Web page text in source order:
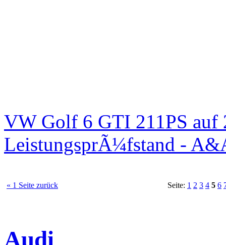
VW Golf 6 GTI 211PS auf
LeistungsprÃ¼fstand -
« 1 Seite zurück Seite: 1 2 3 4 5 6
Audi